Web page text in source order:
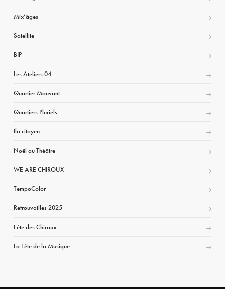
Mix’âges
Satellite
BIP
Les Ateliers 04
Quartier Mouvant
Quartiers Pluriels
Ilo citoyen
Noël au Théâtre
WE ARE CHIROUX
TempoColor
Retrouvailles 2025
Fête des Chiroux
La Fête de la Musique